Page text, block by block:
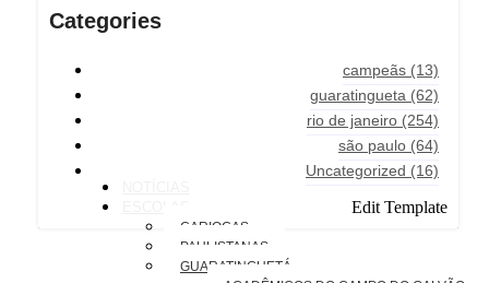
Categories
campeãs (13)
guaratingueta (62)
rio de janeiro (254)
são paulo (64)
Uncategorized (16)
Edit Template
CARIOCAS
PAULISTANAS
GUARATINGUETÁ